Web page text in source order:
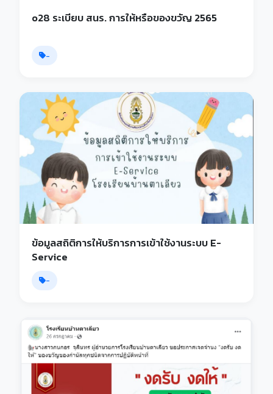
o28 ระเบียบ สนร. การให้หรือของขวัญ 2565
-
ข้อมูลสถิติการให้บริการการเข้าใช้งานระบบ E-
Service
-